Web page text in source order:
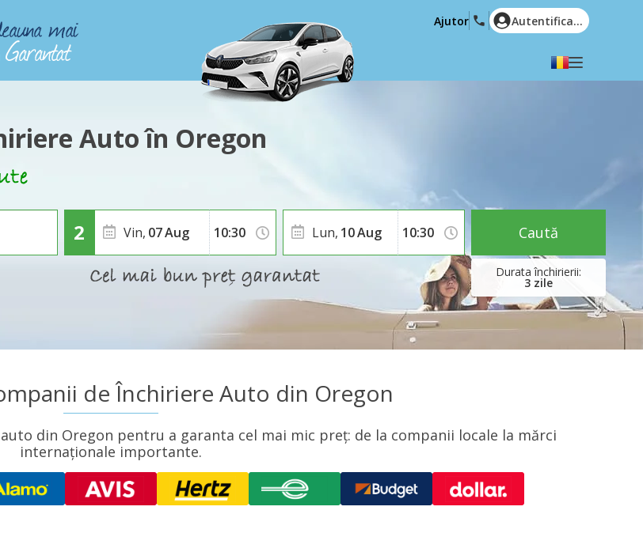
English (US)
Polski
Română
Ελληνικά
Hrvatski
العربية
Ajutor Autentificare
Auto în Oregon
Vin, 07Aug
3 zile
Lun, 10Aug Caută
de Închiriere Auto din Oregon
din Oregon pentru a garanta cel mai mic preț: de la companii locale la mărci
internaționale importante.